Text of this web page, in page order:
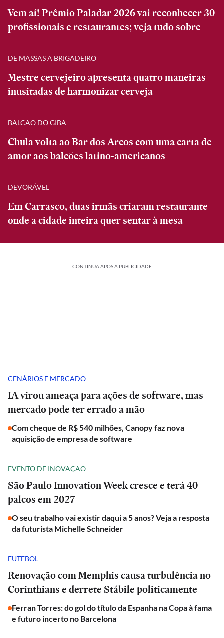
Vem aí! Prêmio Paladar 2026 vai reconhecer 30
profissionais e restaurantes; veja tudo sobre
DE MASSAS A BRIGADEIRO
Mestre cervejeiro apresenta quatro maneiras
inusitadas de harmonizar cerveja
BALCÃO DO GIBA
Chula volta ao Bar dos Arcos com uma carta de
amor aos balcões latino-americanos
DEVORÁVEL
Em Carrasco, duas irmãs criaram restaurante
onde a cidade inteira quer sentar à mesa
CONTINUA APÓS A PUBLICIDADE
CENÁRIOS E MERCADO
IA virou ameaça para ações de software, mas
mercado pode ter errado a mão
Com cheque de R$ 540 milhões, Canopy faz nova
aquisição de empresa de software
EVENTO DE INOVAÇÃO
São Paulo Innovation Week cresce e terá 40
palcos em 2027
O seu trabalho vai existir daqui a 5 anos? Veja a resposta
da futurista Michelle Schneider
FUTEBOL
Renovação com Memphis causa turbulência no
Corinthians e derrete Stábile politicamente
Ferran Torres: do gol do título da Espanha na Copa à fama
e futuro incerto no Barcelona